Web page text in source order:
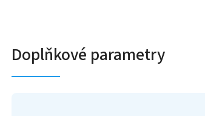
Doplňkové parametry